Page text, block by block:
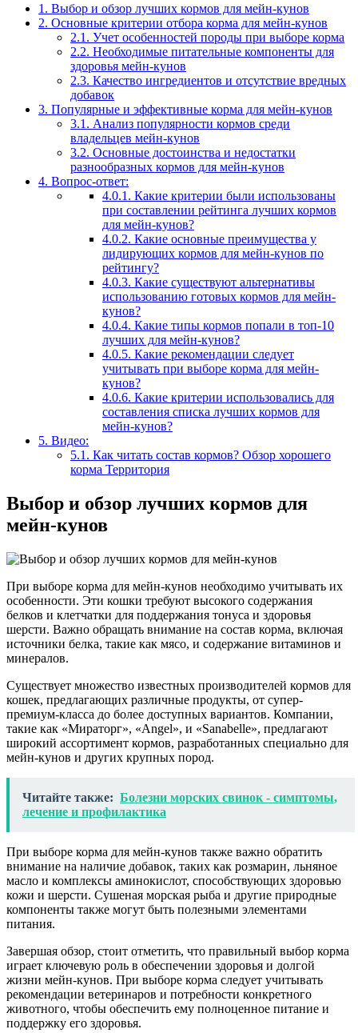
1. Выбор и обзор лучших кормов для мейн-кунов
2. Основные критерии отбора корма для мейн-кунов
2.1. Учет особенностей породы при выборе корма
2.2. Необходимые питательные компоненты для
здоровья мейн-кунов
2.3. Качество ингредиентов и отсутствие вредных
добавок
3. Популярные и эффективные корма для мейн-кунов
3.1. Анализ популярности кормов среди
владельцев мейн-кунов
3.2. Основные достоинства и недостатки
разнообразных кормов для мейн-кунов
4. Вопрос-ответ:
4.0.1. Какие критерии были использованы
при составлении рейтинга лучших кормов
для мейн-кунов?
4.0.2. Какие основные преимущества у
лидирующих кормов для мейн-кунов по
рейтингу?
4.0.3. Какие существуют альтернативы
использованию готовых кормов для мейн-
кунов?
4.0.4. Какие типы кормов попали в топ-10
лучших для мейн-кунов?
4.0.5. Какие рекомендации следует
учитывать при выборе корма для мейн-
кунов?
4.0.6. Какие критерии использовались для
составления списка лучших кормов для
мейн-кунов?
5. Видео:
5.1. Как читать состав кормов? Обзор хорошего
корма Территория
Выбор и обзор лучших кормов для
мейн-кунов
При выборе корма для мейн-кунов необходимо учитывать их
особенности. Эти кошки требуют высокого содержания
белков и клетчатки для поддержания тонуса и здоровья
шерсти. Важно обращать внимание на состав корма, включая
источники белка, такие как мясо, и содержание витаминов и
минералов.
Существует множество известных производителей кормов для
кошек, предлагающих различные продукты, от супер-
премиум-класса до более доступных вариантов. Компании,
такие как «Мираторг», «Angel», и «Sanabelle», предлагают
широкий ассортимент кормов, разработанных специально для
мейн-кунов и других крупных пород.
Читайте также: Болезни морских свинок - симптомы,
лечение и профилактика
При выборе корма для мейн-кунов также важно обратить
внимание на наличие добавок, таких как розмарин, льняное
масло и комплексы аминокислот, способствующих здоровью
кожи и шерсти. Сушеная морская рыба и другие природные
компоненты также могут быть полезными элементами
питания.
Завершая обзор, стоит отметить, что правильный выбор корма
играет ключевую роль в обеспечении здоровья и долгой
жизни мейн-кунов. При выборе корма следует учитывать
рекомендации ветеринаров и потребности конкретного
животного, чтобы обеспечить ему полноценное питание и
поддержку его здоровья.